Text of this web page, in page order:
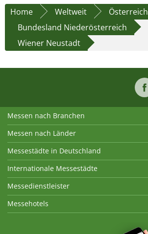
Home Weltweit
Österreich
Bundesland Niederösterreich
Wiener Neustadt
Messen nach Branchen
Messen nach Länder
Messestädte in Deutschland
Internationale Messestädte
Messedienstleister
Messehotels